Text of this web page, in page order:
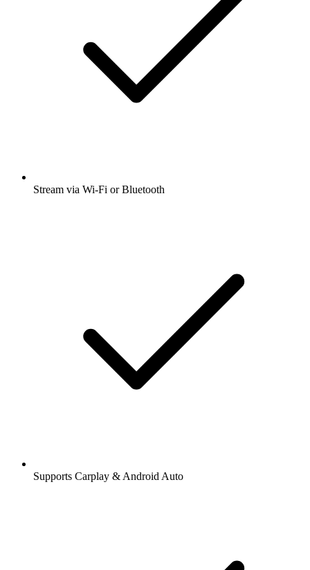
Stream via Wi-Fi or Bluetooth
Supports Carplay & Android Auto